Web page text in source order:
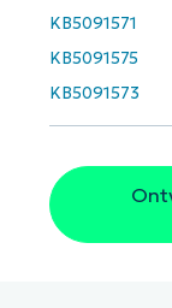
KB5091571
KB5091575
KB5091573